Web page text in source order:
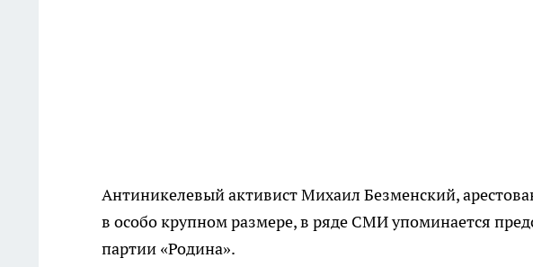
Антиникелевый активист Михаил Безменский,
в особо крупном размере, в ряде СМИ упоминается
партии «Родина».